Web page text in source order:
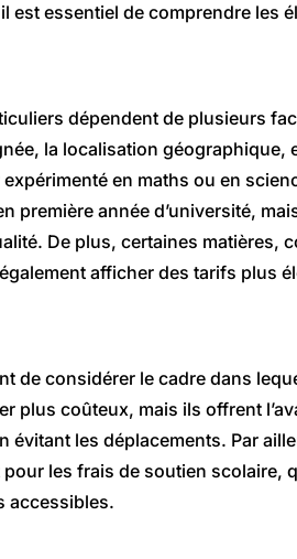
est essentiel de comprendre les
dépendent de plusieurs
la localisation géographique,
en maths ou en
première année d’université,
De plus, certaines matières,
afficher des tarifs plus
de considérer le cadre dans
plus coûteux, mais ils offrent
évitant les déplacements. Par
pour les frais de soutien scolaire,
accessibles.